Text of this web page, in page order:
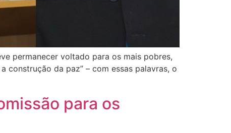
permanecer voltado para os mais pobres,
construção da paz” – com essas palavras, o
para os